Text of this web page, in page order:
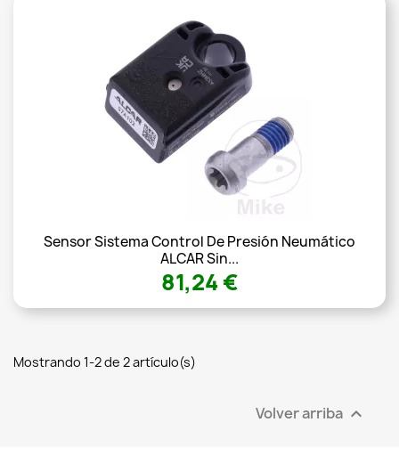
Sensor Sistema Control De Presión Neumático
ALCAR Sin...
81,24 €
Mostrando 1-2 de 2 artículo(s)
Volver arriba 